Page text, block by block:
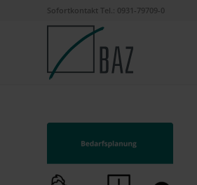
Sofortkontakt Tel.: 0931-79709-0